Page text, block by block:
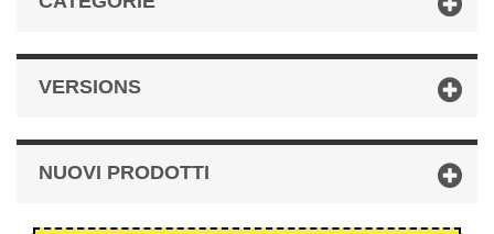
VERSIONS
NUOVI PRODOTTI